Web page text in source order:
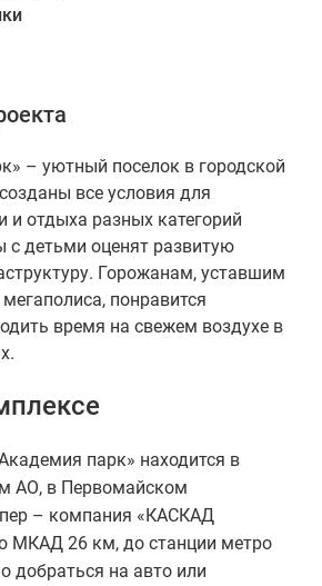
– уютный поселок в городской
все условия для
и отдыха разных категорий
с детьми оценят развитую
Горожанам, уставшим
понравится
время на свежем воздухе в
парк» находится в
АО, в Первомайском
– компания «КАСКАД
МКАД 26 км, до станции метро
добраться на авто или